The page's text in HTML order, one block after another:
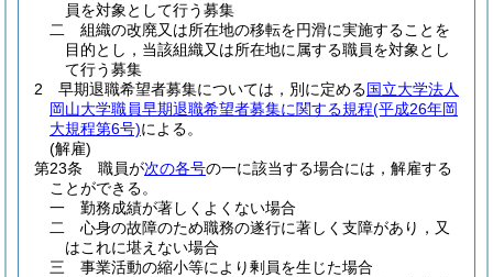
員を対象として行う募集
二
組織の改廃又は所在地の移転を円滑に実施することを
目的とし，当該組織又は所在地に属する職員を対象とし
て行う募集
2
早期退職希望者募集については，別に定める国立大学法人
岡山大学職員早期退職希望者募集に関する規程(平成26年岡
大規程第6号)による。
(解雇)
第23条
職員が次の各号の一に該当する場合には，解雇する
ことができる。
一
勤務成績が著しくよくない場合
二
心身の故障のため職務の遂行に著しく支障があり，又
はこれに堪えない場合
三
事業活動の縮小等により剰員を生じた場合